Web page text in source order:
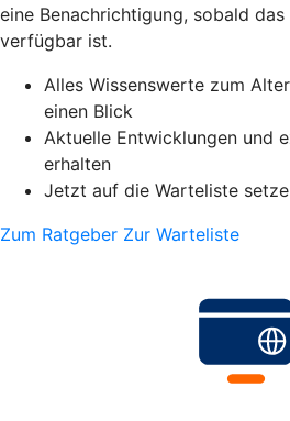
eine Benachrichtigung, sobald
verfügbar ist.
Alles Wissenswerte zum
einen Blick
Aktuelle Entwicklungen und
erhalten
Jetzt auf die Warteliste
Zum Ratgeber Zur Warteliste